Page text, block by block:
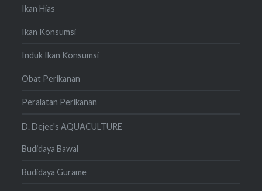
Ikan Hias
Ikan Konsumsi
Induk Ikan Konsumsi
Obat Perikanan
Peralatan Perikanan
D. Dejee's AQUACULTURE
Budidaya Bawal
Budidaya Gurame